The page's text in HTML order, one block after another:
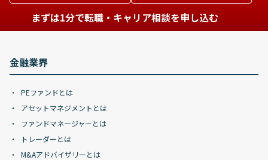
まずは1分で転職・キャリア相談を申し込む
金融業界
PEファンドとは
アセットマネジメントとは
ファンドマネージャーとは
トレーダーとは
M&Aアドバイザリーとは